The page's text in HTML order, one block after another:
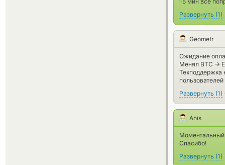
Развернуть (1)
Geometr
Ожидание
Менял BTC ->
Техподдержка
Развернуть (1)
Anis
Моментальный
Спасибо!
Развернуть (1)